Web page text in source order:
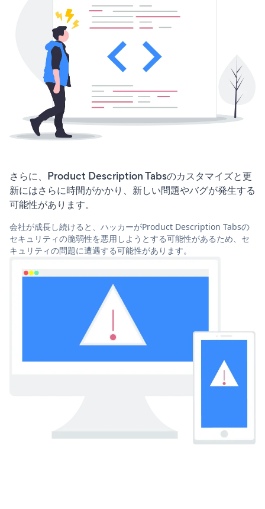
さらに、Product Description Tabsのカスタマイズと更
新にはさらに時間がかかり、新しい問題やバグが発生する
可能性があります。
会社が成長し続けると、ハッカーがProduct Description Tabsの
セキュリティの脆弱性を悪用しようとする可能性があるため、セ
キュリティの問題に遭遇する可能性があります。